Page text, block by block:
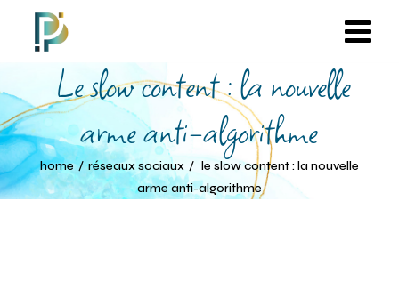
Le slow content : la nouvelle
arme anti-algorithme
home réseaux sociaux
le slow content : la nouvelle
arme anti-algorithme